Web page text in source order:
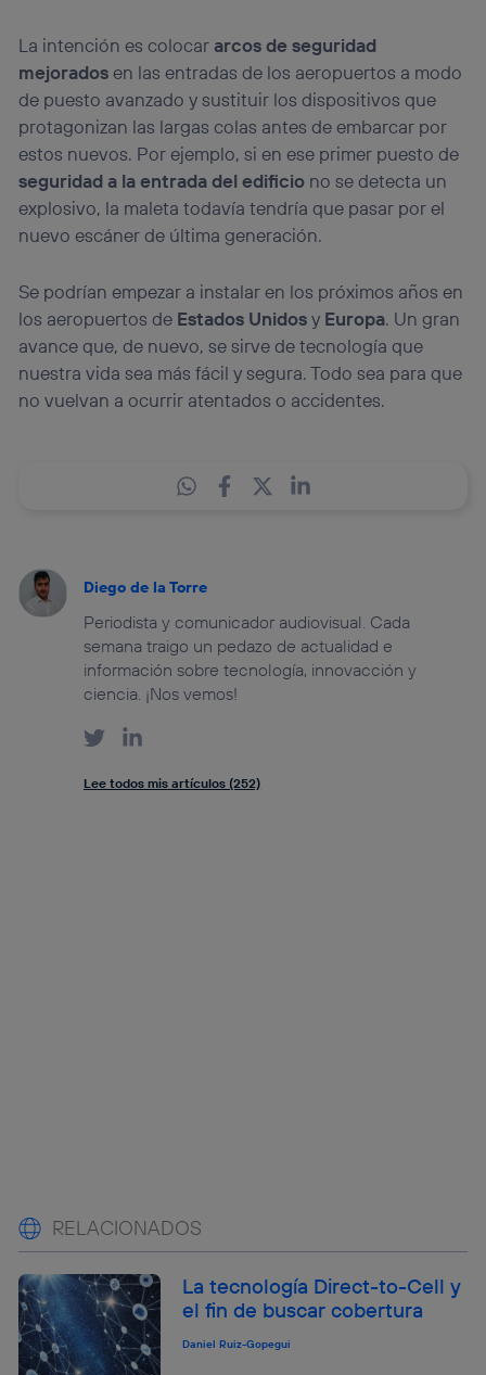
La intención es colocar arcos de seguridad
mejoradosen las entradas de los aeropuertos a modo
de puesto avanzado y sustituir los dispositivos que
protagonizan las largas colas antes de embarcar por
estos nuevos. Por ejemplo, si en ese primer puesto de
seguridad a la entrada del edificio no se detecta un
explosivo, la maleta todavía tendría que pasar por el
nuevo escáner de última generación.
Se podrían empezar a instalar en los próximos años en
los aeropuertos de Estados Unidosy Europa. Un gran
avance que, de nuevo, se sirve de tecnología que
nuestra vida sea más fácil y segura. Todo sea para que
no vuelvan a ocurrir atentados o accidentes.
Diego de la Torre
Periodista y comunicador audiovisual. Cada
semana traigo un pedazo de actualidad e
información sobre tecnología, innovacción y
ciencia. ¡Nos vemos!
Lee todos mis artículos (252)
RELACIONADOS
La tecnología Direct-to-Cell y
el fin de buscar cobertura
Daniel Ruiz-Gopegui